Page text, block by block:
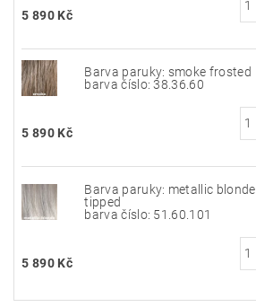
5 890 Kč
Barva paruky: smoke frosted
barva číslo: 38.36.60
5 890 Kč
Barva paruky: metallic blonde
tipped
barva číslo: 51.60.101
5 890 Kč